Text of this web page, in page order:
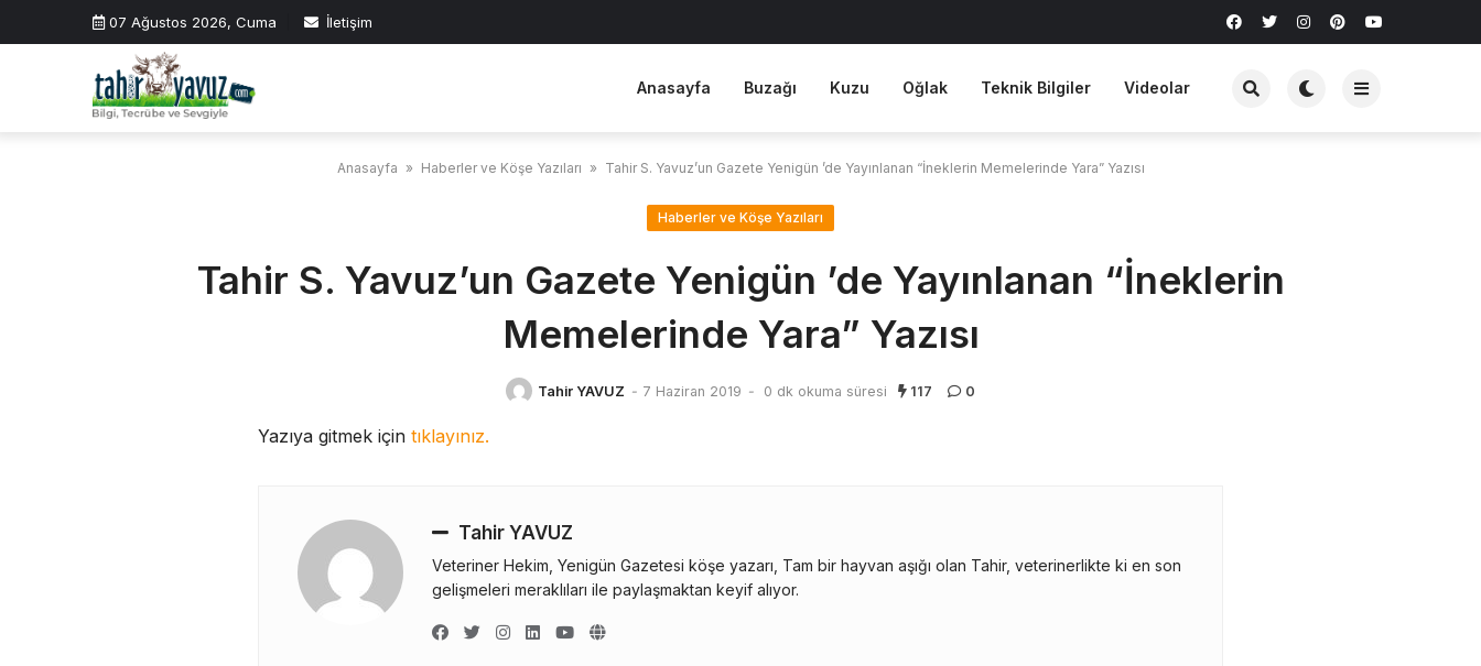
07 Ağustos 2026, Cuma İletişim
Anasayfa Buzağı Kuzu Oğlak Teknik Bilgiler Videolar
Anasayfa » Haberler ve Köşe Yazıları » Tahir S. Yavuz’un Gazete Yenigün ’de Yayınlanan “İneklerin Memelerinde Yara” Yazısı
Haberler ve Köşe Yazıları
Tahir S. Yavuz’un Gazete Yenigün ’de Yayınlanan “İneklerin
Memelerinde Yara” Yazısı
Tahir YAVUZ - 7 Haziran 2019 - 0 dk okuma süresi 117 0
Yazıya gitmek için tıklayınız.
Tahir YAVUZ
Veteriner Hekim, Yenigün Gazetesi köşe yazarı, Tam bir hayvan aşığı olan Tahir, veterinerlikte ki en son
gelişmeleri meraklıları ile paylaşmaktan keyif alıyor.